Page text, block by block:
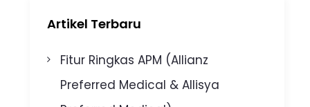
Artikel Terbaru
Fitur Ringkas APM (Allianz
Preferred Medical & Allisya